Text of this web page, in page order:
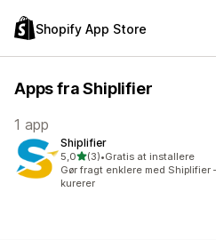
Shopify App Store
Apps fra Shiplifier
1 app
Shiplifier
5,0ud af 5 stjerner
(3)
3 anmeldelser i alt
•Gratis at installere
Gør fragt enklere med
kurerer